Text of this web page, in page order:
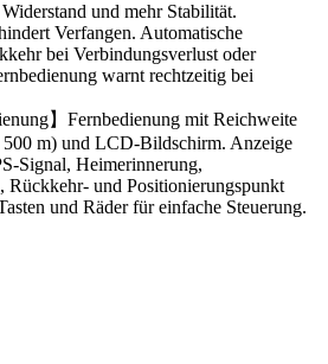
und mehr Stabilität.
Verfangen. Automatische
bei Verbindungsverlust oder
warnt rechtzeitig bei
】Fernbedienung mit Reichweite
500 m) und LCD-Bildschirm. Anzeige
Signal, Heimerinnerung,
Rückkehr- und Positionierungspunkt
und Räder für einfache Steuerung.